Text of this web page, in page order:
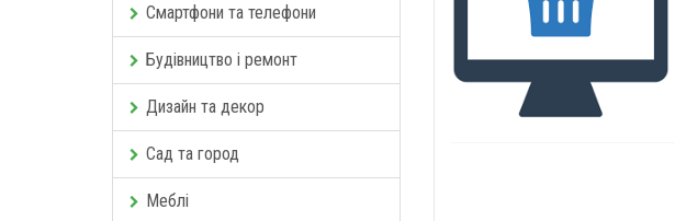
Смартфони та телефони
Будівництво і ремонт
Дизайн та декор
Сад та город
Меблі